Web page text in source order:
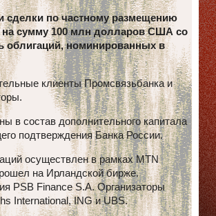
сделки по частному размещению
на сумму 100 млн долларов США со
облигаций, номинированных в
клиенты Промсвязьбанка и
в состав дополнительного капитала
подтверждения Банка России.
осуществлен в рамках MTN
на Ирландской бирже.
PSB Finance S.A. Организаторы
International, ING и UBS.